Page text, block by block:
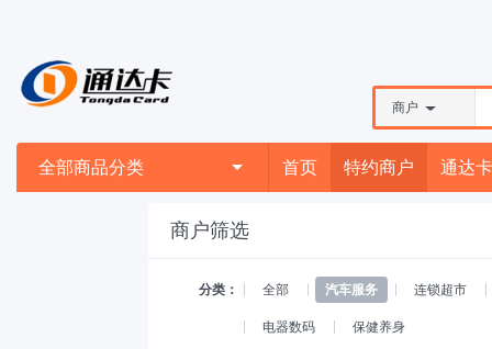
商户
全部商品分类 首页 特约商户 通达卡
商户筛选
分类： 全部 汽车服务 连锁超市
电器数码 保健养身